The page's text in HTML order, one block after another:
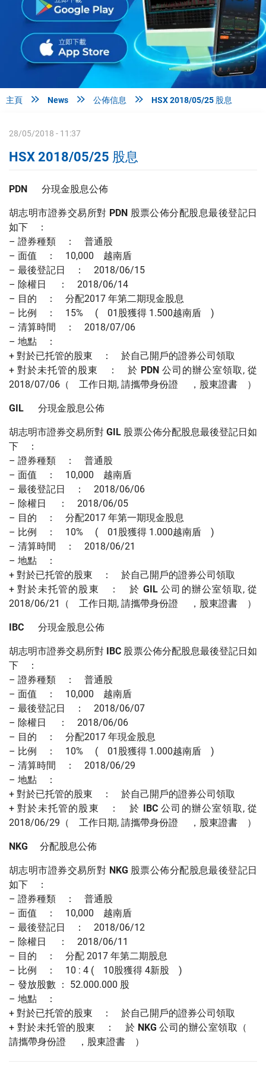
主頁  News  公佈信息  HSX 2018/05/25 股息
28/05/2018 - 11:37
HSX 2018/05/25 股息
PDN 分現金股息公佈
胡志明市證券交易所對 PDN 股票公佈分配股息最後登記日
如下 ：
– 證券種類 ： 普通股
– 面值 ： 10,000 越南盾
– 最後登記日 ： 2018/06/15
– 除權日 ： 2018/06/14
– 目的 ： 分配2017 年第二期現金股息
– 比例 ： 15% ( 01股獲得 1.500越南盾 )
– 清算時間 ： 2018/07/06
– 地點 ：
+ 對於已托管的股東 ： 於自己開戶的證券公司領取
+ 對於未托管的股東 ： 於 PDN 公司的辦公室領取, 從
2018/07/06（ 工作日期, 請攜帶身份證 ，股東證書 ）
GIL 分現金股息公佈
胡志明市證券交易所對GIL 股票公佈分配股息最後登記日如
下 ：
– 證券種類 ： 普通股
– 面值 ： 10,000 越南盾
– 最後登記日 ： 2018/06/06
– 除權日 ： 2018/06/05
– 目的 ： 分配2017 年第一期現金股息
– 比例 ： 10% ( 01股獲得 1.000越南盾 )
– 清算時間 ： 2018/06/21
– 地點 ：
+ 對於已托管的股東 ： 於自己開戶的證券公司領取
+ 對於未托管的股東 ： 於 GIL公司的辦公室領取, 從
2018/06/21（ 工作日期, 請攜帶身份證 ，股東證書 ）
IBC 分現金股息公佈
胡志明市證券交易所對 IBC 股票公佈分配股息最後登記日如
下 ：
– 證券種類 ： 普通股
– 面值 ： 10,000 越南盾
– 最後登記日 ： 2018/06/07
– 除權日 ： 2018/06/06
– 目的 ： 分配2017 年現金股息
– 比例 ： 10% ( 01股獲得 1.000越南盾 )
– 清算時間 ： 2018/06/29
– 地點 ：
+ 對於已托管的股東 ： 於自己開戶的證券公司領取
+ 對於未托管的股東 ： 於
IBC公司的辦公室領取, 從
2018/06/29（ 工作日期, 請攜帶身份證 ，股東證書 ）
NKG 分配股息公佈
胡志明市證券交易所對 NKG 股票公佈分配股息最後登記日
如下 ：
– 證券種類 ： 普通股
– 面值 ： 10,000 越南盾
– 最後登記日 ： 2018/06/12
– 除權日 ： 2018/06/11
– 目的 ： 分配 2017 年第二期股息
– 比例 ： 10 : 4 ( 10股獲得 4新股 )
– 發放股數 ： 52.000.000 股
– 地點 ：
+ 對於已托管的股東 ： 於自己開戶的證券公司領取
+ 對於未托管的股東 ： 於 NKG 公司的辦公室領取（
請攜帶身份證 ，股東證書 ）